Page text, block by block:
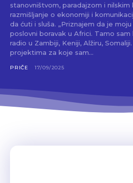
stanovništvom, paradajzom i
razmišljanje o ekonomiji i
da ćuti i sluša. „Priznajem da je moju karijeru oblikovao
poslovni boravak u Africi. Tamo
radio u Zambiji, Keniji, Alžiru,
projektima za koje sam...
PRIČE 17/09/2025